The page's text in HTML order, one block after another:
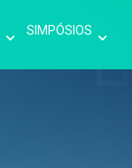
SIMPÓSIOS